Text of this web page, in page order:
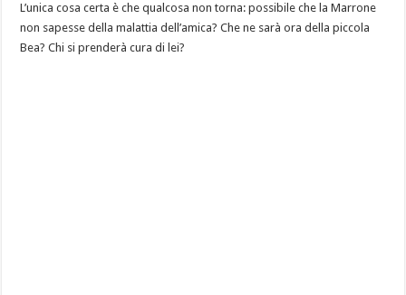
L’unica cosa certa è che qualcosa non torna: possibile che la Marrone
non sapesse della malattia dell’amica? Che ne sarà ora della piccola
Bea? Chi si prenderà cura di lei?